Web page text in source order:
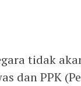
tidak
dan PPK